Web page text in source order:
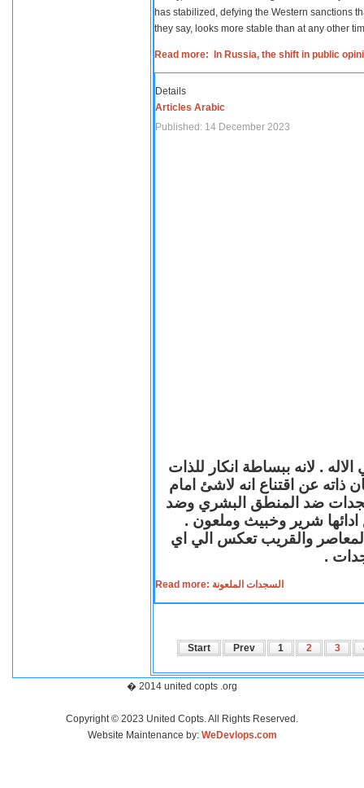
has stabilized, defying the Western sanctions
they say, looks more stable than at any other
Read more: In Russia, the shift in public
Details
Articles Arabic
Published: 14 December 2023
. لانه ببساطة انكار للذات
ذاته عن اقتناع انه لاشئ امام
ضد المنطق البشري وضد
ادائها شرير وخبيث وملعون .
المعاصر والقريب تعكس الي اي
.
Read more: السجدات الملعونة
Start Prev 1 2 3
� 2014 united copts .org
Copyright © 2023 United Copts. All Rights Reserved.
Website Maintenance by: WeDevlops.com